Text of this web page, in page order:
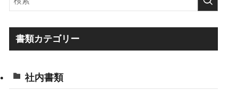
書類カテゴリー
社内書類